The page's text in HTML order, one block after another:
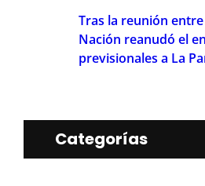
Tras la reunión
Nación reanudó el
previsionales a La
Categorías